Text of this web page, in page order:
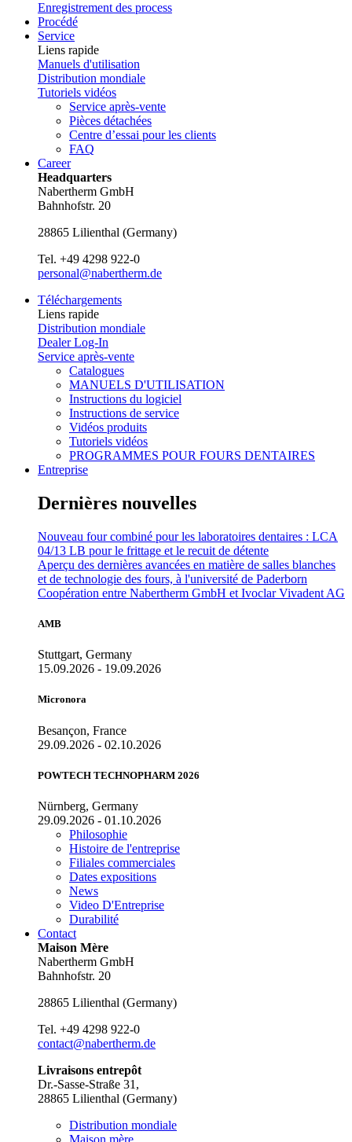
Enregistrement des process
Procédé
Service
Liens rapide
Manuels d'utilisation
Distribution mondiale
Tutoriels vidéos
Service après-vente
Pièces détachées
Centre d’essai pour les clients
FAQ
Career
Headquarters
Nabertherm GmbH
Bahnhofstr. 20
28865 Lilienthal (Germany)
Tel. +49 4298 922-0
personal@nabertherm.de
Téléchargements
Liens rapide
Distribution mondiale
Dealer Log-In
Service après-vente
Catalogues
MANUELS D'UTILISATION
Instructions du logiciel
Instructions de service
Vidéos produits
Tutoriels vidéos
PROGRAMMES POUR FOURS DENTAIRES
Entreprise
Dernières nouvelles
Nouveau four combiné pour les laboratoires dentaires : LCA
04/13 LB pour le frittage et le recuit de détente
Aperçu des dernières avancées en matière de salles blanches
et de technologie des fours, à l'université de Paderborn
Coopération entre Nabertherm GmbH et Ivoclar Vivadent AG
AMB
Stuttgart, Germany
15.09.2026 - 19.09.2026
Micronora
Besançon, France
29.09.2026 - 02.10.2026
POWTECH TECHNOPHARM 2026
Nürnberg, Germany
29.09.2026 - 01.10.2026
Philosophie
Histoire de l'entreprise
Filiales commerciales
Dates expositions
News
Video D'Entreprise
Durabilité
Contact
Maison Mère
Nabertherm GmbH
Bahnhofstr. 20
28865 Lilienthal (Germany)
Tel. +49 4298 922-0
contact@nabertherm.de
Livraisons entrepôt
Dr.-Sasse-Straße 31,
28865 Lilienthal (Germany)
Distribution mondiale
Maison mère